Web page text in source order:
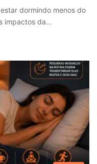
dormindo menos do
impactos da…